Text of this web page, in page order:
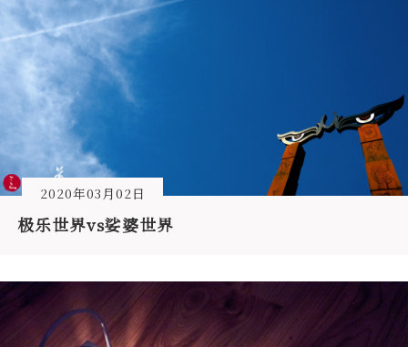
2020年03月02日
极乐世界vs娑婆世界